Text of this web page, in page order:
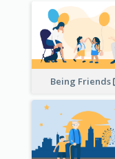
Being Friends